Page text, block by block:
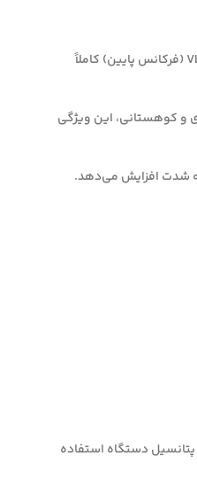
دست پیدا کند که برای فلزیاب‌های VLF (فرکانس پایین) کاملاً
و کوهستانی، این ویژگی
دستگاه استفاده